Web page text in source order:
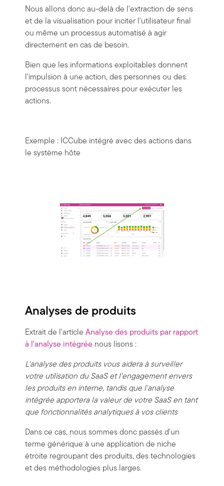
Nous allons donc au-delà de l'extraction de sens
et de la visualisation pour inciter l'utilisateur final
ou même un processus automatisé à agir
directement en cas de besoin.
Bien que les informations exploitables donnent
l'impulsion à une action, des personnes ou des
processus sont nécessaires pour exécuter les
actions.
Exemple : ICCube intégré avec des actions dans
le système hôte
Analyses de produits
Extrait de l'article Analyse des produits par rapport
à l'analyse intégrée nous lisons :
L'analyse des produits vous aidera à surveiller
votre utilisation du SaaS et l'engagement envers
les produits en interne, tandis que l'analyse
intégrée apportera la valeur de votre SaaS en tant
que fonctionnalités analytiques à vos clients
Dans ce cas, nous sommes donc passés d'un
terme générique à une application de niche
étroite regroupant des produits, des technologies
et des méthodologies plus larges.